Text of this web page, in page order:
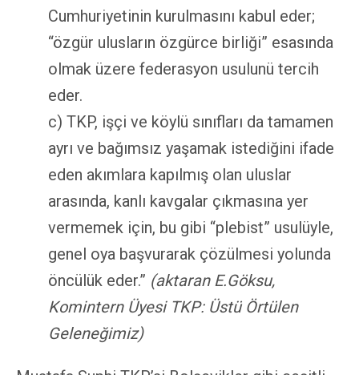
Cumhuriyetinin kurulmasını kabul eder;
“özgür ulusların özgürce birliği” esasında
olmak üzere federasyon usulunü tercih
eder.
c) TKP, işçi ve köylü sınıfları da tamamen
ayrı ve bağımsız yaşamak istediğini ifade
eden akımlara kapılmış olan uluslar
arasında, kanlı kavgalar çıkmasına yer
vermemek için, bu gibi “plebist” usulüyle,
genel oya başvurarak çözülmesi yolunda
öncülük eder.” (aktaran E.Göksu,
Komintern Üyesi TKP: Üstü Örtülen
Geleneğimiz)